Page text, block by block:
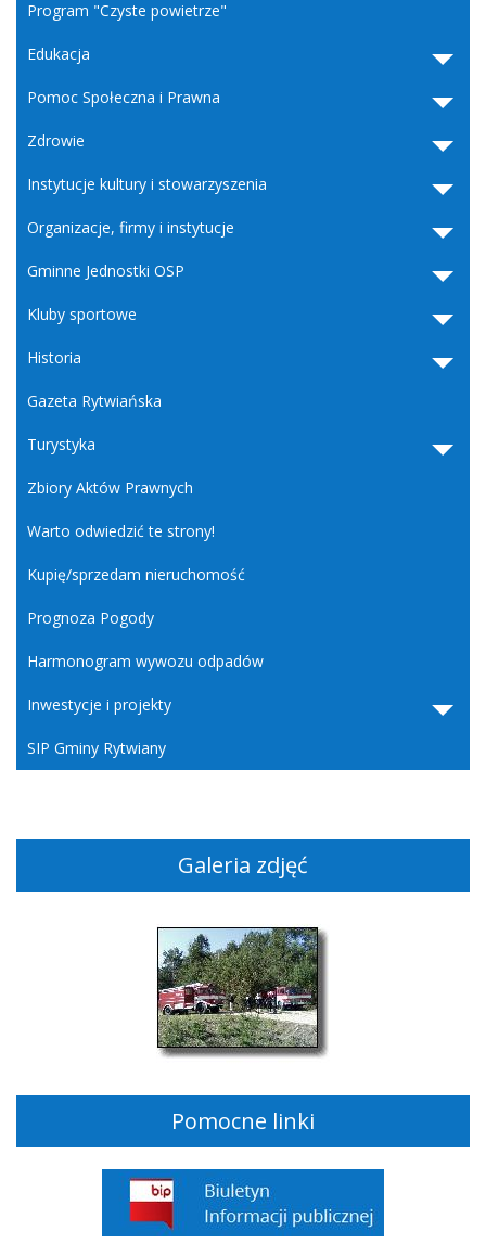
Program "Czyste powietrze"
Edukacja
Pomoc Społeczna i Prawna
Zdrowie
Instytucje kultury i stowarzyszenia
Organizacje, firmy i instytucje
Gminne Jednostki OSP
Kluby sportowe
Historia
Gazeta Rytwiańska
Turystyka
Zbiory Aktów Prawnych
Warto odwiedzić te strony!
Kupię/sprzedam nieruchomość
Prognoza Pogody
Harmonogram wywozu odpadów
Inwestycje i projekty
SIP Gminy Rytwiany
Galeria zdjęć
Pomocne linki